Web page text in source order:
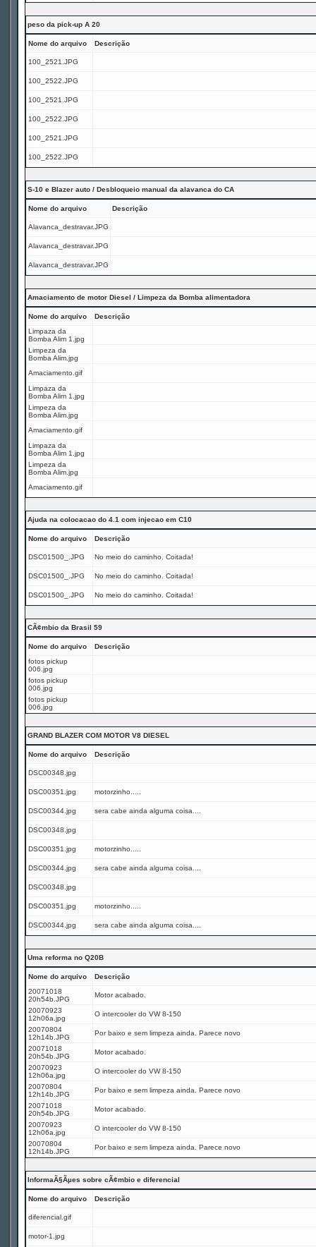
peso da pick-up A 20
Nome do arquivo Descrição
100_2521.JPG
100_2522.JPG
100_2521.JPG
100_2522.JPG
100_2521.JPG
100_2522.JPG
S-10 e Blazer auto / Desbloqueio manual da alavanca do CA
Nome do arquivo Descrição
Alavanca_destravar.JPG
Alavanca_destravar.JPG
Alavanca_destravar.JPG
Amaciamento de motor Diesel / Limpeza da Bomba alimentadora
Nome do arquivo
Descrição
Limpaza da
Bomba Alim 1.jpg
Limpeza da
Bomba Alim.jpg
Amaciamento.gif
Limpaza da
Bomba Alim 1.jpg
Limpeza da
Bomba Alim.jpg
Amaciamento.gif
Limpaza da
Bomba Alim 1.jpg
Limpeza da
Bomba Alim.jpg
Amaciamento.gif
Ajuda na colocacao do 4.1 com injecao em C10
Nome do arquivo Descrição
DSC01500_.JPG No meio do caminho. Coitada!
DSC01500_.JPG No meio do caminho. Coitada!
DSC01500_.JPG No meio do caminho. Coitada!
CÃ¢mbio da Brasil 59
Nome do arquivo
Descrição
fotos pickup
006.jpg
fotos pickup
006.jpg
fotos pickup
006.jpg
GRAND BLAZER COM MOTOR V8 DIESEL
Nome do arquivo Descrição
DSC00348.jpg
DSC00351.jpg motorzinho.....
DSC00344.jpg sera cabe ainda alguma coisa....
DSC00348.jpg
DSC00351.jpg motorzinho.....
DSC00344.jpg sera cabe ainda alguma coisa....
DSC00348.jpg
DSC00351.jpg motorzinho.....
DSC00344.jpg sera cabe ainda alguma coisa....
Uma reforma no Q20B
Nome do arquivo
Descrição
20071018
20h54b.JPG
Motor acabado.
20070923
12h06a.jpg
O intercooler do VW 8-150
20070804
12h14b.JPG
Por baixo e sem limpeza ainda. Parece novo
20071018
20h54b.JPG
Motor acabado.
20070923
12h06a.jpg
O intercooler do VW 8-150
20070804
12h14b.JPG
Por baixo e sem limpeza ainda. Parece novo
20071018
20h54b.JPG
Motor acabado.
20070923
12h06a.jpg
O intercooler do VW 8-150
20070804
12h14b.JPG
Por baixo e sem limpeza ainda. Parece novo
InformaÃ§Ãµes sobre cÃ¢mbio e diferencial
Nome do arquivo Descrição
diferencial.gif
motor-1.jpg